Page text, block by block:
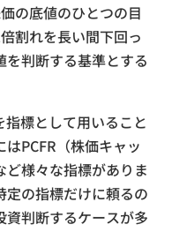
の底値のひとつの目
割れを長い間下回っ
判断する基準とする
標として用いること
PCFR（株価キャッ
様々な指標がありま
定の指標だけに頼るの
資判断するケースが多